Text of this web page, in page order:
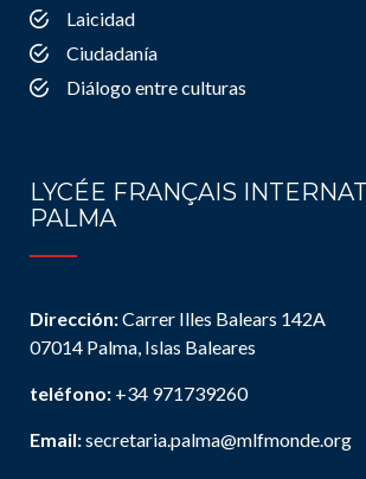
Laicidad
Ciudadanía
Diálogo entre culturas
LYCÉE FRANÇAIS
PALMA
Dirección:Carrer Illes Balears 142A
07014 Palma, Islas Baleares
teléfono: +34 971739260
Email:secretaria.palma@mlfmonde.org